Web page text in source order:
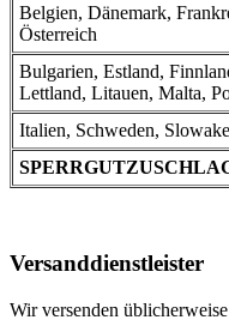
Belgien, Dänemark,
Österreich
Bulgarien, Estland,
Lettland, Litauen, Malta,
Italien, Schweden,
Versanddienstleister
Wir versenden